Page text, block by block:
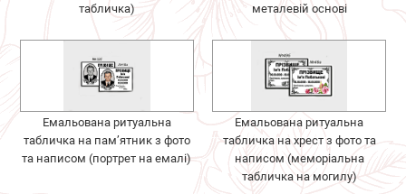
табличка)
металевій основі
Емальована ритуальна
табличка на пам’ятник з фото
та написом (портрет на емалі)
Емальована ритуальна
табличка на хрест з фото та
написом (меморіальна
табличка на могилу)